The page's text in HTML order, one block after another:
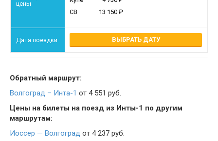
СВ
13 150
ВЫБРАТЬ ДАТУ
Обратный маршрут:
Волгоград – Инта-1 от 4 551 руб.
Цены на билеты на поезд из Инты-1 по другим
маршрутам:
Иоссер — Волгоград от 4 237 руб.